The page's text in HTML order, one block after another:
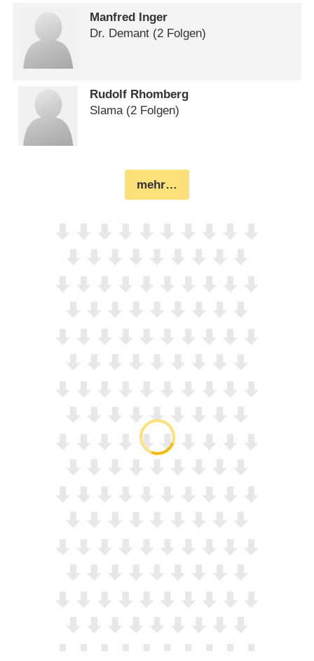
Manfred Inger
Dr. Demant (2 Folgen)
Rudolf Rhomberg
Slama(2 Folgen)
mehr…